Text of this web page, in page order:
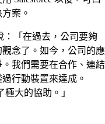
案。
：「在過去，公司要夠
念了。如今，公司的應
我們需要在合作、連結
行動裝置來達成。
極大的協助。」